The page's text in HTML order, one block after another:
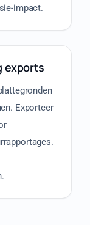
impact.
exports
Exporteer